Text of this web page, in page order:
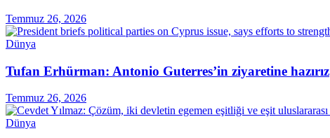
Temmuz 26, 2026
Dünya
Tufan Erhürman: Antonio Guterres’in ziyaretine hazırız
Temmuz 26, 2026
Dünya